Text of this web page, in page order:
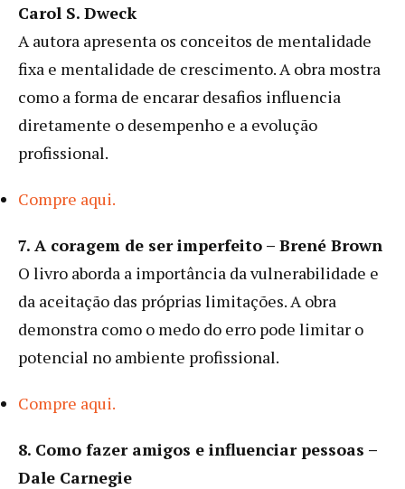
Carol S. Dweck
A autora apresenta os conceitos de mentalidade
fixa e mentalidade de crescimento. A obra mostra
como a forma de encarar desafios influencia
diretamente o desempenho e a evolução
profissional.
Compre aqui.
7. A coragem de ser imperfeito – Brené Brown
O livro aborda a importância da vulnerabilidade e
da aceitação das próprias limitações. A obra
demonstra como o medo do erro pode limitar o
potencial no ambiente profissional.
Compre aqui.
8. Como fazer amigos e influenciar pessoas –
Dale Carnegie